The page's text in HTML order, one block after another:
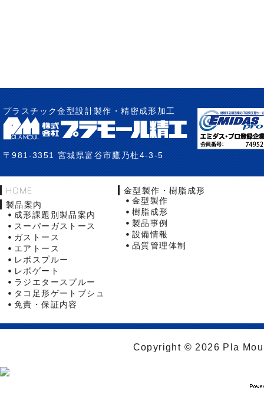
プラスチック金型設計製作・精密成形加工
〒981-3351 宮城県富谷市鷹乃杜4-3-5
HOME
製品案内
成形課題別製品案内
スーパーガストース
ガストース
エアトース
レボスプルー
レボゲート
ラジエタースプルー
タコ足形ゲートブシュ
免責・保証内容
金型製作・樹脂成形
金型製作
樹脂成形
製品事例
設備情報
品質管理体制
Copyright © 2026 Pla